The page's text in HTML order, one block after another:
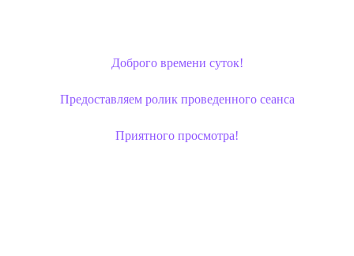
Доброго времени суток!
Предоставляем ролик проведенного сеанса
Приятного просмотра!